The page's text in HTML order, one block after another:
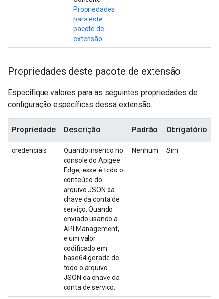
Propriedades
para este
pacote de
extensão
Propriedades deste pacote de extensão
Especifique valores para as seguintes propriedades de
configuração específicas dessa extensão.
Propriedade Descrição Padrão Obrigatório
credenciais
Quando inserido no
console do Apigee
Edge, esse é todo o
conteúdo do
arquivo JSON da
chave da conta de
serviço. Quando
enviado usando a
API Management,
é um valor
codificado em
base64 gerado de
todo o arquivo
JSON da chave da
conta de serviço.
Nenhum Sim